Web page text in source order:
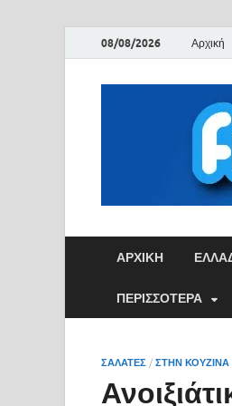
08/08/2026 Αρχική
ΑΡΧΙΚΉ
ΠΕΡΙΣΣΟΤΕΡΑ
ΣΑΛΑΤΕΣ / ΣΤΗΝ ΚΟΥΖΙΝΑ